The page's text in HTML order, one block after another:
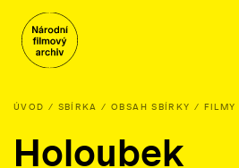
ÚVOD SBÍRKA OBSAH SBÍRKY FILMY
Holoubek